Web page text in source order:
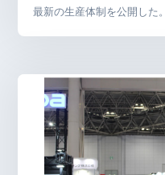
最新の生産体制を公開した。